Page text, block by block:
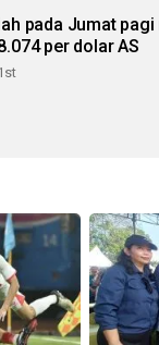
pada Jumat
per dolar AS